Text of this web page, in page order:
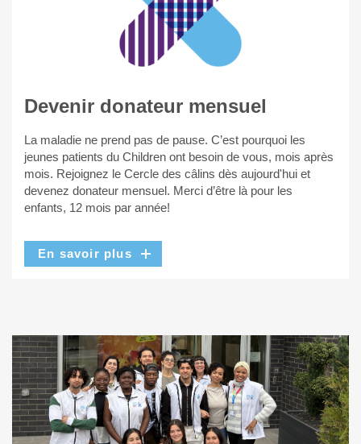
Devenir donateur mensuel
La maladie ne prend pas de pause. C’est pourquoi les
jeunes patients du Children ont besoin de vous, mois après
mois. Rejoignez le Cercle des câlins dès aujourd'hui et
devenez donateur mensuel. Merci d’être là pour les
enfants, 12 mois par année!
En savoir plus